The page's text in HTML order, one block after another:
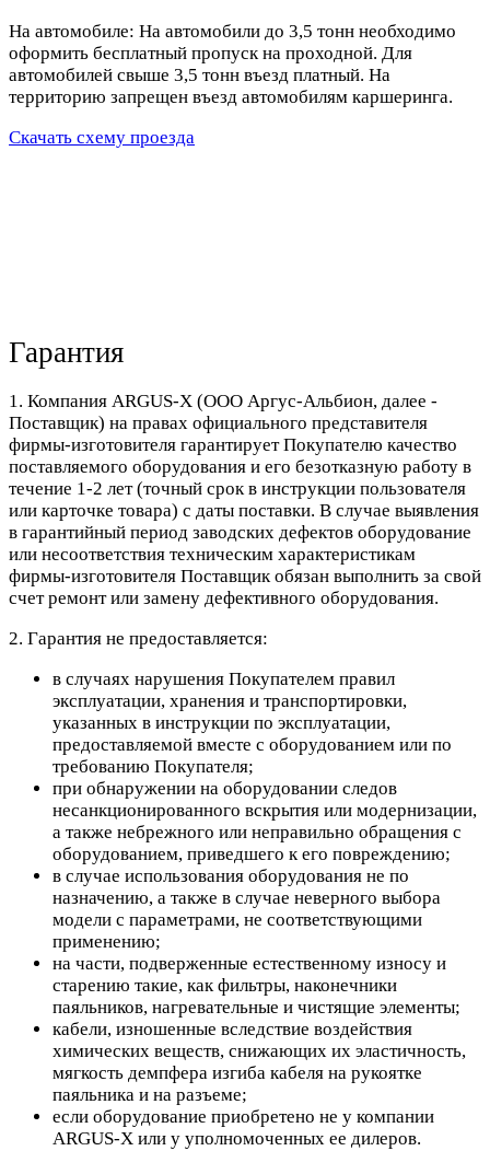
На автомобиле: На автомобили до 3,5 тонн необходимо
оформить бесплатный пропуск на проходной. Для
автомобилей свыше 3,5 тонн въезд платный. На
территорию запрещен въезд автомобилям каршеринга.
Скачать схему проезда
Гарантия
1. Компания ARGUS-X (ООО Аргус-Альбион, далее -
Поставщик) на правах официального представителя
фирмы-изготовителя гарантирует Покупателю качество
поставляемого оборудования и его безотказную работу в
течение 1-2 лет (точный срок в инструкции пользователя
или карточке товара) с даты поставки. В случае выявления
в гарантийный период заводских дефектов оборудование
или несоответствия техническим характеристикам
фирмы-изготовителя Поставщик обязан выполнить за свой
счет ремонт или замену дефективного оборудования.
2. Гарантия не предоставляется:
в случаях нарушения Покупателем правил
эксплуатации, хранения и транспортировки,
указанных в инструкции по эксплуатации,
предоставляемой вместе с оборудованием или по
требованию Покупателя;
при обнаружении на оборудовании следов
несанкционированного вскрытия или модернизации,
а также небрежного или неправильно обращения с
оборудованием, приведшего к его повреждению;
в случае использования оборудования не по
назначению, а также в случае неверного выбора
модели с параметрами, не соответствующими
применению;
на части, подверженные естественному износу и
старению такие, как фильтры, наконечники
паяльников, нагревательные и чистящие элементы;
кабели, изношенные вследствие воздействия
химических веществ, снижающих их эластичность,
мягкость демпфера изгиба кабеля на рукоятке
паяльника и на разъеме;
если оборудование приобретено не у компании
ARGUS-X или у уполномоченных ее дилеров.